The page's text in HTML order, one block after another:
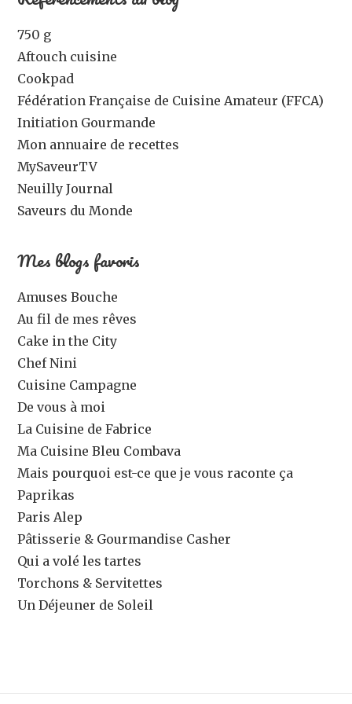
750 g
Aftouch cuisine
Cookpad
Fédération Française de Cuisine Amateur (FFCA)
Initiation Gourmande
Mon annuaire de recettes
MySaveurTV
Neuilly Journal
Saveurs du Monde
Mes blogs favoris
Amuses Bouche
Au fil de mes rêves
Cake in the City
Chef Nini
Cuisine Campagne
De vous à moi
La Cuisine de Fabrice
Ma Cuisine Bleu Combava
Mais pourquoi est-ce que je vous raconte ça
Paprikas
Paris Alep
Pâtisserie & Gourmandise Casher
Qui a volé les tartes
Torchons & Servitettes
Un Déjeuner de Soleil